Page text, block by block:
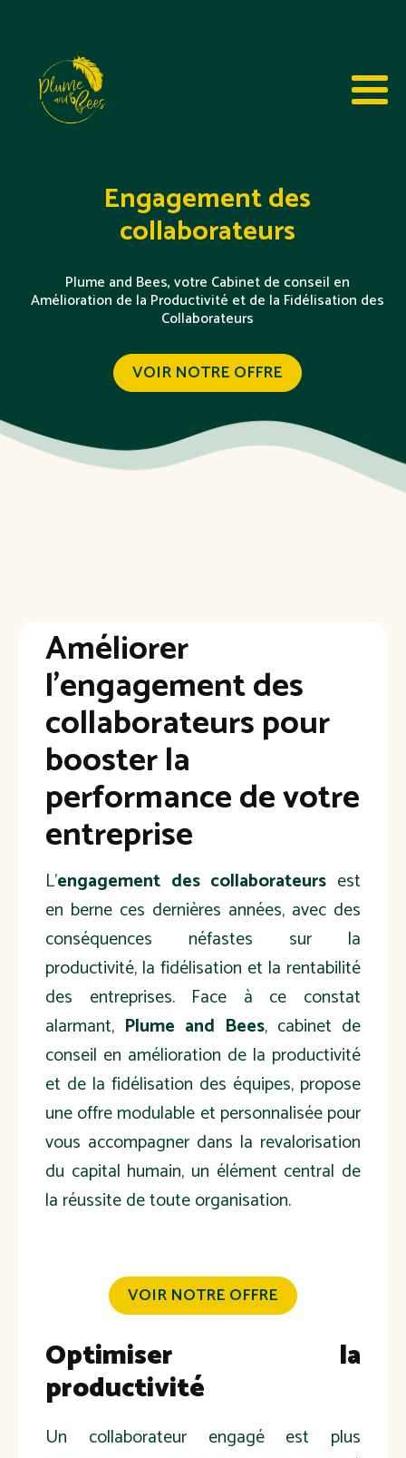
Engagement des
collaborateurs
Plume and Bees, votre Cabinet de conseil en
Amélioration de la Productivité et de la Fidélisation des
Collaborateurs
VOIR NOTRE OFFRE
Améliorer
l'engagement des
collaborateurs pour
booster la
performance de votre
entreprise
L'engagement des collaborateurs est
en berne ces dernières années, avec des
conséquences néfastes sur la
productivité, la fidélisation et la rentabilité
des entreprises. Face à ce constat
alarmant, Plume and Bees, cabinet de
conseil en amélioration de la productivité
et de la fidélisation des équipes, propose
une offre modulable et personnalisée pour
vous accompagner dans la revalorisation
du capital humain, un élément central de
la réussite de toute organisation.
VOIR NOTRE OFFRE
Optimiser la
productivité
Un collaborateur engagé est plus